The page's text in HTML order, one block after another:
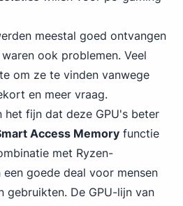
meestal goed ontvangen
ook problemen. Veel
om ze te vinden vanwege
en meer vraag.
het fijn dat deze GPU's beter
Access Memory functie
met Ryzen-
goede deal voor mensen
gebruikten. De GPU-lijn van